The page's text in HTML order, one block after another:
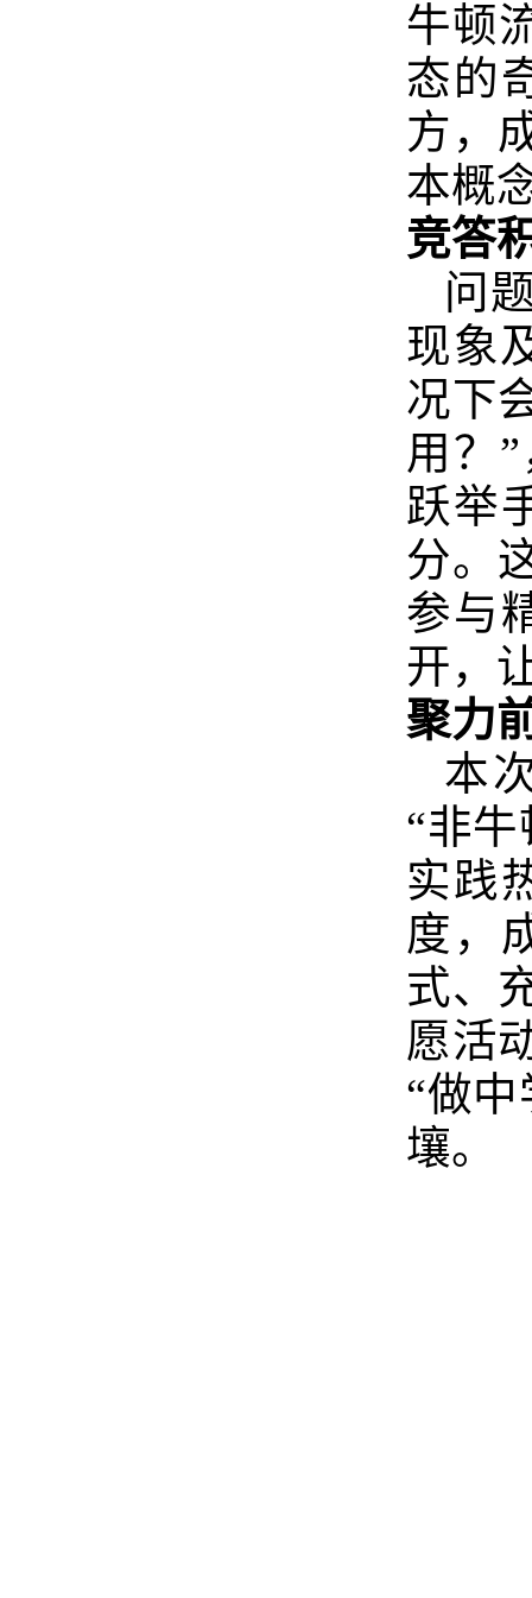
牛顿
态的
方，
本概
竞答
问
现象
况下
用？
跃举
分。
参与
开，
聚力
本
“非
实践
度，
式、
愿活
“做
壤。